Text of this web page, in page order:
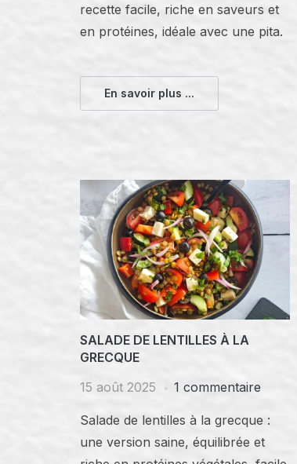
recette facile, riche en saveurs et
en protéines, idéale avec une pita.
En savoir plus ...
SALADE DE LENTILLES À LA
GRECQUE
15 août 2025
1 commentaire
Salade de lentilles à la grecque :
une version saine, équilibrée et